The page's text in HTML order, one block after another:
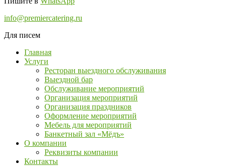
info@premiercatering.ru
Для писем
Главная
Услуги
Ресторан выездного обслуживания
Выездной бар
Обслуживание мероприятий
Организация мероприятий
Организация праздников
Оформление мероприятий
Мебель для мероприятий
Банкетный зал «Мёдъ»
О компании
Реквизиты компании
Контакты